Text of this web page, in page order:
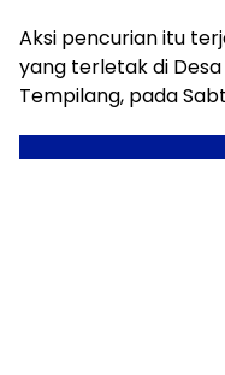
Aksi pencurian itu
yang terletak di
Tempilang, pada